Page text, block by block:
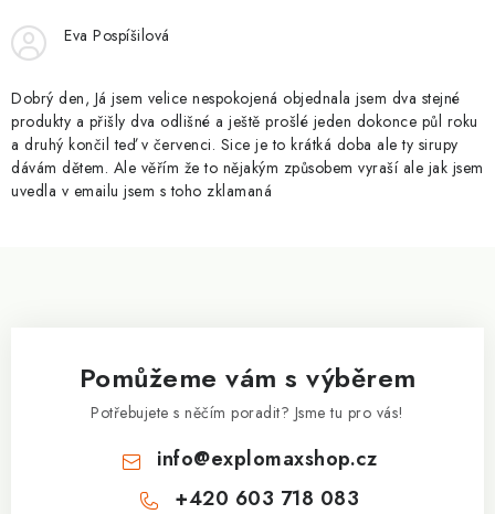
Kontakty Slovník pojmů
Podmínky ochrany osobních údajů
Doprava a platba
Slevový systém
Vše o nákupu
Eva Pospíšilová
Dobrý den, Já jsem velice nespokojená objednala jsem dva stejné
produkty a přišly dva odlišné a ještě prošlé jeden dokonce půl roku
a druhý končil teď v červenci. Sice je to krátká doba ale ty sirupy
dávám dětem. Ale věřím že to nějakým způsobem vyraší ale jak jsem
uvedla v emailu jsem s toho zklamaná
Pomůžeme vám s výběrem
Potřebujete s něčím poradit? Jsme tu pro vás!
info@explomaxshop.cz
+420 603 718 083